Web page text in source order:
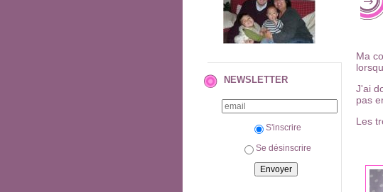
NEWSLETTER
S'inscrire
Se désinscrire
Ma
J'ai
pas
Les